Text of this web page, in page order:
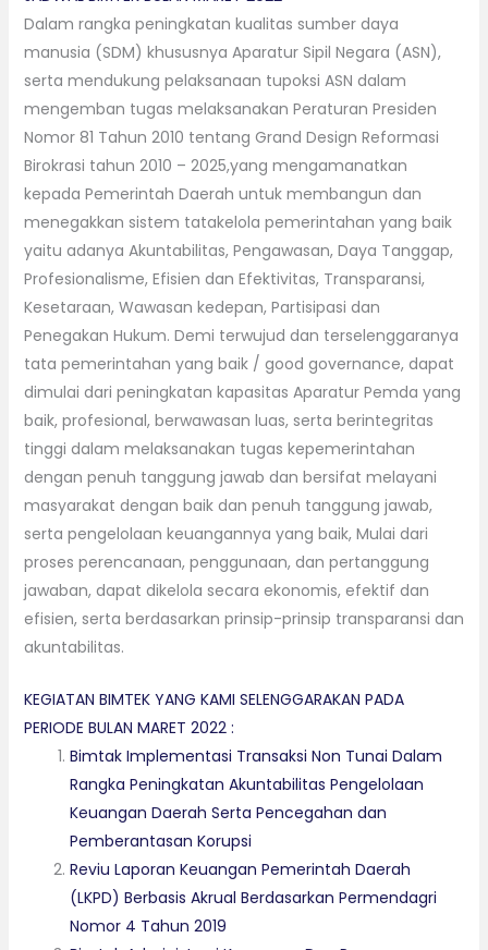
Dalam rangka peningkatan kualitas sumber daya
manusia (SDM) khususnya Aparatur Sipil Negara (ASN),
serta mendukung pelaksanaan tupoksi ASN dalam
mengemban tugas melaksanakan Peraturan Presiden
Nomor 81 Tahun 2010 tentang Grand Design Reformasi
Birokrasi tahun 2010 – 2025,yang mengamanatkan
kepada Pemerintah Daerah untuk membangun dan
menegakkan sistem tatakelola pemerintahan yang baik
yaitu adanya Akuntabilitas, Pengawasan, Daya Tanggap,
Profesionalisme, Efisien dan Efektivitas, Transparansi,
Kesetaraan, Wawasan kedepan, Partisipasi dan
Penegakan Hukum. Demi terwujud dan terselenggaranya
tata pemerintahan yang baik / good governance, dapat
dimulai dari peningkatan kapasitas Aparatur Pemda yang
baik, profesional, berwawasan luas, serta berintegritas
tinggi dalam melaksanakan tugas kepemerintahan
dengan penuh tanggung jawab dan bersifat melayani
masyarakat dengan baik dan penuh tanggung jawab,
serta pengelolaan keuangannya yang baik, Mulai dari
proses perencanaan, penggunaan, dan pertanggung
jawaban, dapat dikelola secara ekonomis, efektif dan
efisien, serta berdasarkan prinsip-prinsip transparansi dan
akuntabilitas.
KEGIATAN BIMTEK YANG KAMI SELENGGARAKAN PADA
PERIODE BULAN MARET 2022 :
Bimtak Implementasi Transaksi Non Tunai Dalam
Rangka Peningkatan Akuntabilitas Pengelolaan
Keuangan Daerah Serta Pencegahan dan
Pemberantasan Korupsi
Reviu Laporan Keuangan Pemerintah Daerah
(LKPD) Berbasis Akrual Berdasarkan Permendagri
Nomor 4 Tahun 2019